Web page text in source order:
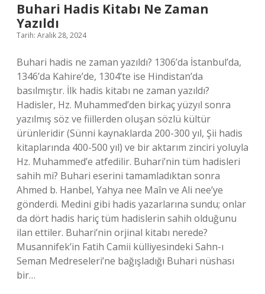
Buhari Hadis Kitabı Ne Zaman
Yazıldı
Tarih: Aralık 28, 2024
Buhari hadis ne zaman yazıldı? 1306’da İstanbul’da,
1346’da Kahire’de, 1304’te ise Hindistan’da
basılmıştır. İlk hadis kitabı ne zaman yazıldı?
Hadisler, Hz. Muhammed’den birkaç yüzyıl sonra
yazılmış söz ve fiillerden oluşan sözlü kültür
ürünleridir (Sünni kaynaklarda 200-300 yıl, Şii hadis
kitaplarında 400-500 yıl) ve bir aktarım zinciri yoluyla
Hz. Muhammed’e atfedilir. Buhari’nin tüm hadisleri
sahih mi? Buhari eserini tamamladıktan sonra
Ahmed b. Hanbel, Yahya nee Maîn ve Ali nee’ye
gönderdi. Medini gibi hadis yazarlarına sundu; onlar
da dört hadis hariç tüm hadislerin sahih olduğunu
ilan ettiler. Buhari’nin orjinal kitabı nerede?
Musannifek’in Fatih Camii külliyesindeki Sahn-ı
Seman Medreseleri’ne bağışladığı Buhari nüshası
bir…